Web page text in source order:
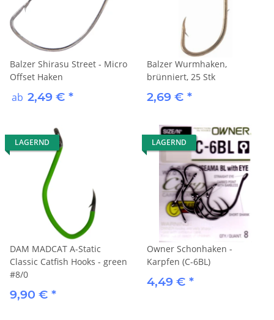
Balzer Shirasu Street - Micro
Offset Haken
ab 2,49 € *
Balzer Wurmhaken,
brünniert, 25 Stk
2,69 € *
LAGERND
DAM MADCAT A-Static
Classic Catfish Hooks - green
#8/0
9,90 € *
LAGERND
Owner Schonhaken -
Karpfen (C-6BL)
4,49 € *